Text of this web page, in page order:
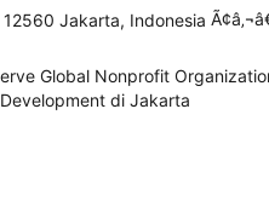
Jakarta, Indonesia